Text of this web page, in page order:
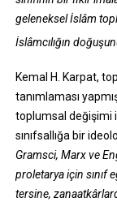
geleneksel İslâm
İslâmcılığın
Kemal H. Karpat,
tanımlaması
toplumsal değişimi
sınıfsallığa bir
Gramsci, Marx ve
proletarya için sınıf
tersine,